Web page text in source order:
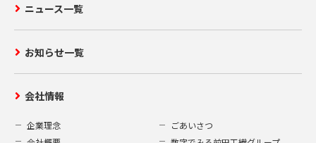
ニュース一覧
お知らせ一覧
会社情報
企業理念
ごあいさつ